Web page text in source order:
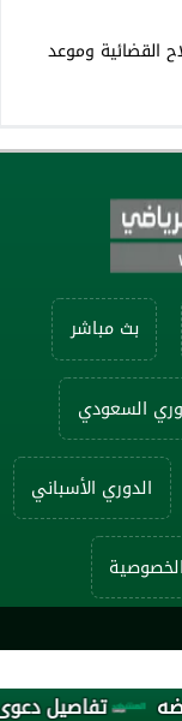
تفاصيل دعوى محمد
القضائية وموعد
بث مباشر
السعودي
الدوري الأسباني